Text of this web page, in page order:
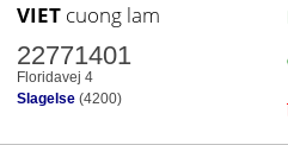
VIET cuong lam
22771401
Floridavej 4
Slagelse (4200)